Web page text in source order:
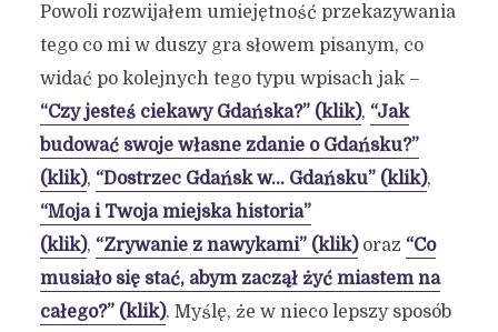
Powoli rozwijałem umiejętność przekazywania
tego co mi w duszy gra słowem pisanym, co
widać po kolejnych tego typu wpisach jak –
“Czy jesteś ciekawy Gdańska?” (klik), “Jak
budować swoje własne zdanie o Gdańsku?”
(klik), “Dostrzec Gdańsk w… Gdańsku” (klik),
“Moja i Twoja miejska historia”
(klik), “Zrywanie z nawykami” (klik)oraz “Co
musiało się stać, abym zaczął żyć miastem na
całego?” (klik). Myślę, że w nieco lepszy sposób